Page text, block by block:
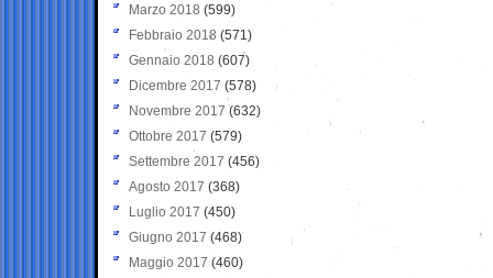
Marzo 2018 (599)
Febbraio 2018 (571)
Gennaio 2018 (607)
Dicembre 2017 (578)
Novembre 2017 (632)
Ottobre 2017 (579)
Settembre 2017 (456)
Agosto 2017 (368)
Luglio 2017 (450)
Giugno 2017 (468)
Maggio 2017 (460)